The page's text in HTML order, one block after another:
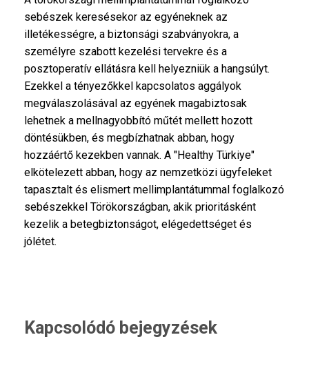
sebészek keresésekor az egyéneknek az
illetékességre, a biztonsági szabványokra, a
személyre szabott kezelési tervekre és a
posztoperatív ellátásra kell helyezniük a hangsúlyt.
Ezekkel a tényezőkkel kapcsolatos aggályok
megválaszolásával az egyének magabiztosak
lehetnek a mellnagyobbító műtét mellett hozott
döntésükben, és megbízhatnak abban, hogy
hozzáértő kezekben vannak. A "Healthy Türkiye"
elkötelezett abban, hogy az nemzetközi ügyfeleket
tapasztalt és elismert mellimplantátummal foglalkozó
sebészekkel Törökországban, akik prioritásként
kezelik a betegbiztonságot, elégedettséget és
jólétet.
Kapcsolódó bejegyzések